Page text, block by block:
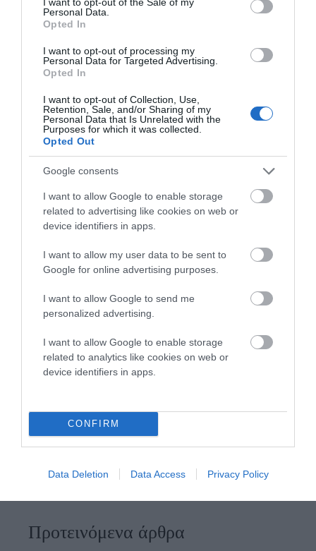
Personal Data.
Opted In
I want to opt-out of processing my
Personal Data for Targeted Advertising.
Opted In
I want to opt-out of Collection, Use,
Retention, Sale, and/or Sharing of my
Personal Data that Is Unrelated with the
Purposes for which it was collected.
Opted Out
Google consents
I want to allow Google to enable storage
related to advertising like cookies on web or
device identifiers in apps.
I want to allow my user data to be sent to
Google for online advertising purposes.
I want to allow Google to send me
personalized advertising.
I want to allow Google to enable storage
related to analytics like cookies on web or
device identifiers in apps.
CONFIRM
Data Deletion Data Access Privacy Policy
Προτεινόμενα άρθρα